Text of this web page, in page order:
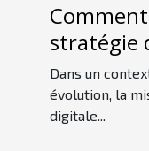
stratégie
Dans un
évolution, la
digitale...